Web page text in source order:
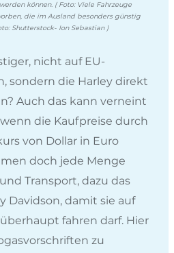
können. ( Foto: Viele Fahrzeuge
die im Ausland besonders günstig
Shutterstock- Ion Sebastian )
nicht auf EU-
sondern die Harley direkt
Auch das kann verneint
die Kaufpreise durch
von Dollar in Euro
doch jede Menge
Transport, dazu das
Davidson, damit sie auf
fahren darf. Hier
zu